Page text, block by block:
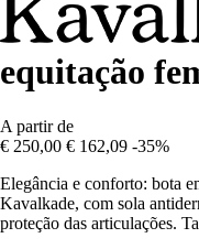
equitação
A partir de
€ 250,00 € 162,09 -35%
Elegância e conforto: bota
Kavalkade, com sola
proteção das articulações.